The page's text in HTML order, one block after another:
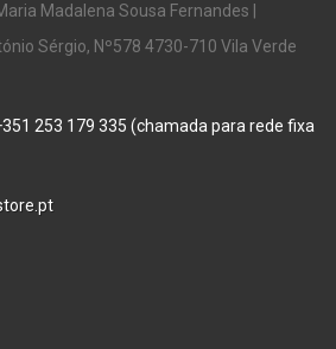
Madalena Sousa Fernandes |
Sérgio, Nº578 4730-710 Vila Verde
253 179 335 (chamada para rede fixa